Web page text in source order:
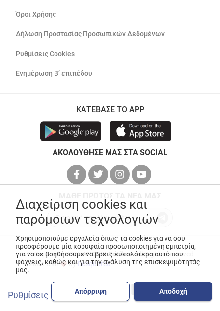
Όροι Χρήσης
Δήλωση Προστασίας Προσωπικών Δεδομένων
Ρυθμίσεις Cookies
Ενημέρωση Β’ επιπέδου
ΚΑΤΕΒΑΣΕ ΤΟ APP
ΑΚΟΛΟΥΘΗΣΕ ΜΑΣ ΣΤΑ SOCIAL
© Copyright 2026ANEDIK Kritikos. All Rights Reserved
Made with
byDesquared
Διαχείριση cookies και
παρόμοιων τεχνολογιών
Χρησιμοποιούμε εργαλεία όπως τα cookies για να σου
προσφέρουμε μία κορυφαία προσωποποιημένη εμπειρία,
για να σε βοηθήσουμε να βρεις ευκολότερα αυτό που
ψάχνεις, καθώς και για την ανάλυση της επισκεψιμότητάς
μας.
Ρυθμίσεις Απόρριψη Αποδοχή